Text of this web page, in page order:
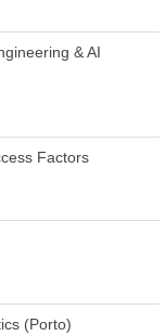
& AI
Factors
(Porto)